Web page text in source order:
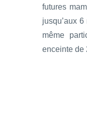
futures
jusqu’aux
même
enceinte de